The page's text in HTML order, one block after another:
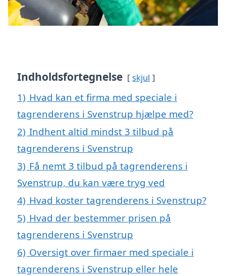
Indholdsfortegnelse skjul
1) Hvad kan et firma med speciale i
tagrenderens i Svenstrup hjælpe med?
2) Indhent altid mindst 3 tilbud på
tagrenderens i Svenstrup
3) Få nemt 3 tilbud på tagrenderens i
Svenstrup, du kan være tryg ved
4) Hvad koster tagrenderens i Svenstrup?
5) Hvad der bestemmer prisen på
tagrenderens i Svenstrup
6) Oversigt over firmaer med speciale i
tagrenderens i Svenstrup eller hele